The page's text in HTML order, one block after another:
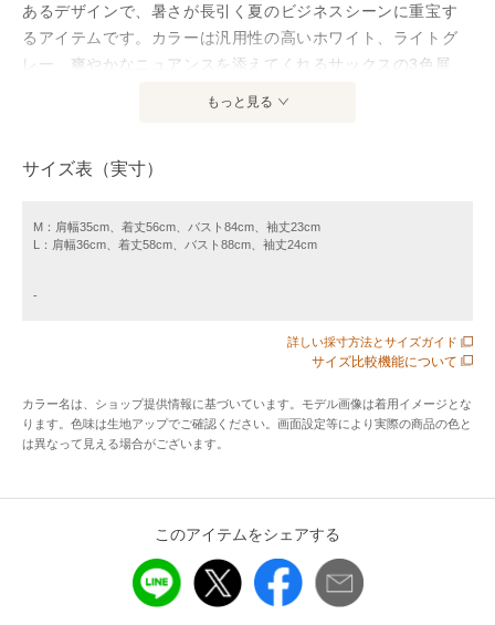
あるデザインで、暑さが長引く夏のビジネスシーンに重宝す
るアイテムです。カラーは汎用性の高いホワイト、ライトグ
レー、爽やかなニュアンスを添えてくれるサックスの3色展
わになりにくく、さらりとした肌触りと美しいドレープ性が
特徴です。また、接触冷感機能付きで、暑い日も快適にお召
方向の伸びが発生しやすいため、しっかりと形を整えて干し
※接触冷感には個人差がございます。あらかじめご了承くだ
クルーネックの半袖プルオーバー。胸元にタックを施し、ジ
ャケットを羽織った際もアクセントになるデザインに仕上げ
ました。裾は切り替え仕様で、ボトムにインせずともバラン
もっと見る
サイズ表（実寸）
M：肩幅35cm、着丈56cm、バスト84cm、袖丈23cm
L：肩幅36cm、着丈58cm、バスト88cm、袖丈24cm
-
詳しい採寸方法とサイズガイド
サイズ比較機能について
カラー名は、ショップ提供情報に基づいています。モデル画像は着用イメージとな
ります。色味は生地アップでご確認ください。画面設定等により実際の商品の色と
は異なって見える場合がございます。
このアイテムをシェアする